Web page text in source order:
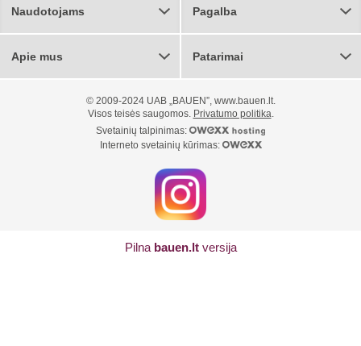
Naudotojams Pagalba
Apie mus Patarimai
© 2009-2024 UAB „BAUEN”, www.bauen.lt.
Visos teisės saugomos. Privatumo politika.
Svetainių talpinimas:
Interneto svetainių kūrimas:
Pilna bauen.ltversija